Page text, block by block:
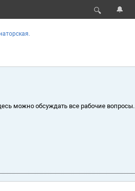
🔍 🔔
можно обсуждать все рабочие вопросы.